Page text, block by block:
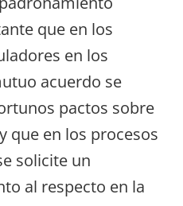
que en los
en los
acuerdo se
pactos sobre
que en los procesos
solicite un
al respecto en la